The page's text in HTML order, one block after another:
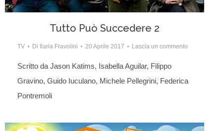
Tutto Può Succedere 2
TV Di Ilaria Fravolini 20 Aprile 2017 Lascia un commento
Scritto da Jason Katims, Isabella Aguilar, Filippo
Gravino, Guido Iuculano, Michele Pellegrini, Federica
Pontremoli